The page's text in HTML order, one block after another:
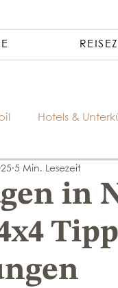
Hotels &
Tipps
in
5 Min. Lesezeit